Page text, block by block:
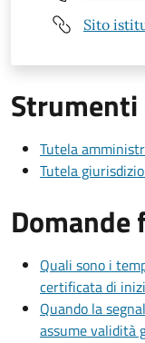
Sito
Tutela
Tutela
Quali sono i
certificata di
Quando la
assume validità